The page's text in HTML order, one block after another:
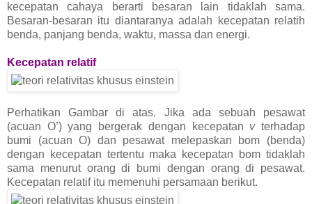
kecepatan cahaya berarti besaran lain tidaklah sama.
Besaran-besaran itu diantaranya adalah kecepatan relatih
benda, panjang benda, waktu, massa dan energi.
Kecepatan relatif
Perhatikan Gambar di atas. Jika ada sebuah pesawat
(acuan O’) yang bergerak dengan kecepatan vterhadap
bumi (acuan O) dan pesawat melepaskan bom (benda)
dengan kecepatan tertentu maka kecepatan bom tidaklah
sama menurut orang di bumi dengan orang di pesawat.
Kecepatan relatif itu memenuhi persamaan berikut.